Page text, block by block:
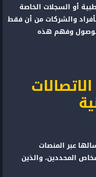
أو السجلات الخاصة
والشركات من أن فقط
الوصول وفهم هذه
عبر المنصات
المحددين، والذين